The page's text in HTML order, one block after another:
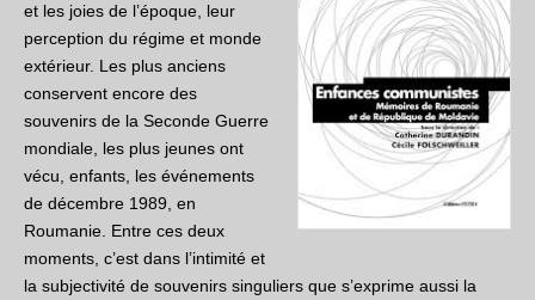
et les joies de l’époque, leur
perception du régime et monde
extérieur. Les plus anciens
conservent encore des
souvenirs de la Seconde Guerre
mondiale, les plus jeunes ont
vécu, enfants, les événements
de décembre 1989, en
Roumanie. Entre ces deux
moments, c’est dans l’intimité et
la subjectivité de souvenirs singuliers que s’exprime aussi la